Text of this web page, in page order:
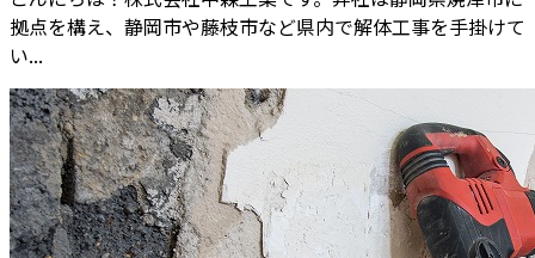
拠点を構え、静岡市や藤枝市など県内で解体工事を手掛けて
い...